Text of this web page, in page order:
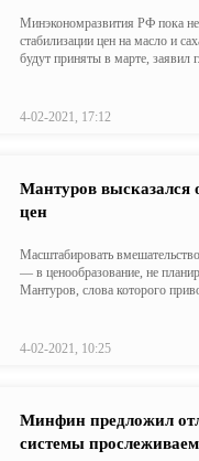
Минэкономразвития РФ пока не
стабилизации цен на масло и
будут приняты в марте, заявил
4-02-2021, 17:12
Мантуров высказался
цен
Масштабировать
— в ценообразование, не
Мантуров, слова которого
4-02-2021, 10:25
Минфин предложил
системы